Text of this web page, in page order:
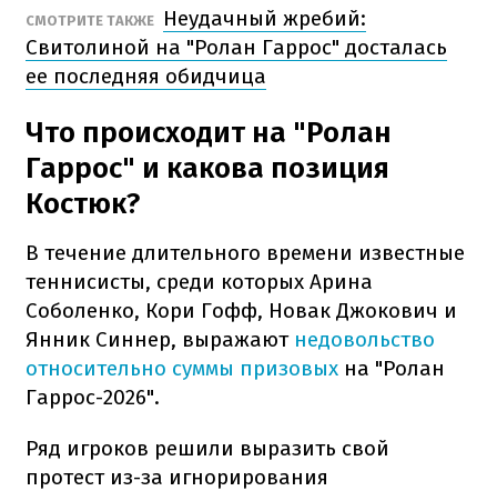
СМОТРИТЕ ТАКЖЕ
Неудачный жребий:
Свитолиной на "Ролан Гаррос" досталась
ее последняя обидчица
Что происходит на "Ролан
Гаррос" и какова позиция
Костюк?
В течение длительного времени известные
теннисисты, среди которых Арина
Соболенко, Кори Гофф, Новак Джокович и
Янник Синнер, выражают недовольство
относительно суммы призовых на "Ролан
Гаррос-2026".
Ряд игроков решили выразить свой
протест из-за игнорирования